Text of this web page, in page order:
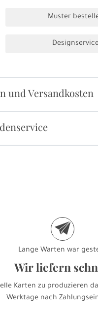
Muster
Designservice
und Versandkosten
e
Lange Warten war
Wir liefern
Karten zu produzieren
Werktage nach